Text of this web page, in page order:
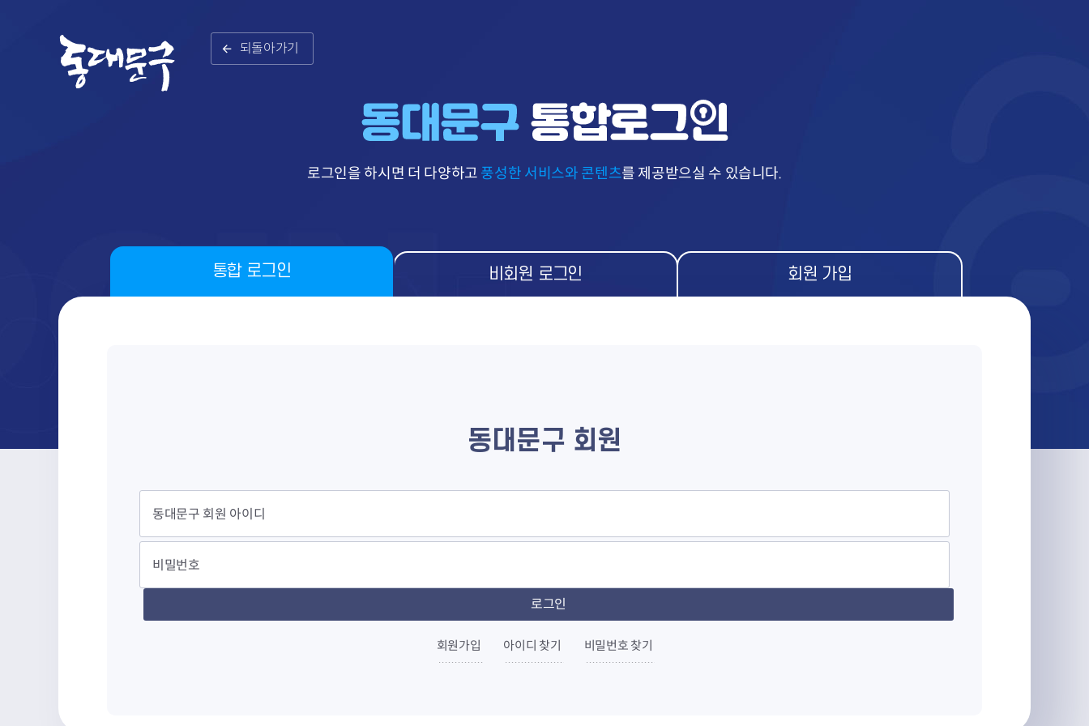
되돌아가기
로그인을 하시면 더 다양하고 풍성한 서비스와 콘텐츠를 제공받으실 수 있습니다.
통합 로그인 비회원 로그인 회원 가입
동대문구 회원
회원가입 아이디 찾기 비밀번호 찾기